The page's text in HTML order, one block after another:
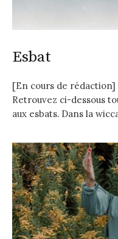
Esbat
[En cours de rédaction]
Retrouvez ci-dessous
aux esbats. Dans la